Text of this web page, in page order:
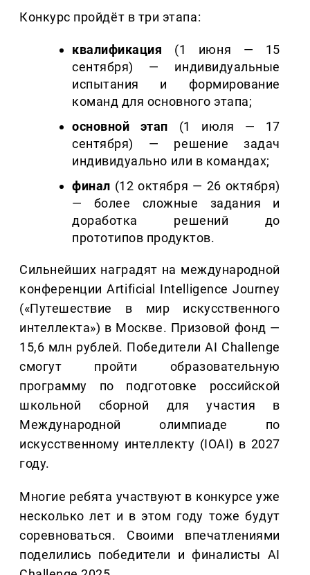
Конкурс пройдёт в три этапа:
квалификация (1 июня — 15
сентября) — индивидуальные
испытания и формирование
команд для основного этапа;
основной этап (1 июля — 17
сентября) — решение задач
индивидуально или в командах;
финал (12 октября — 26 октября)
— более сложные задания и
доработка решений до
прототипов продуктов.
Сильнейших наградят на международной
конференции Artificial Intelligence Journey
(«Путешествие в мир искусственного
интеллекта») в Москве. Призовой фонд —
15,6 млн рублей. Победители AI Challenge
смогут пройти образовательную
программу по подготовке российской
школьной сборной для участия в
Международной олимпиаде по
искусственному интеллекту (IOAI) в 2027
году.
Многие ребята участвуют в конкурсе уже
несколько лет и в этом году тоже будут
соревноваться. Своими впечатлениями
поделились победители и финалисты AI